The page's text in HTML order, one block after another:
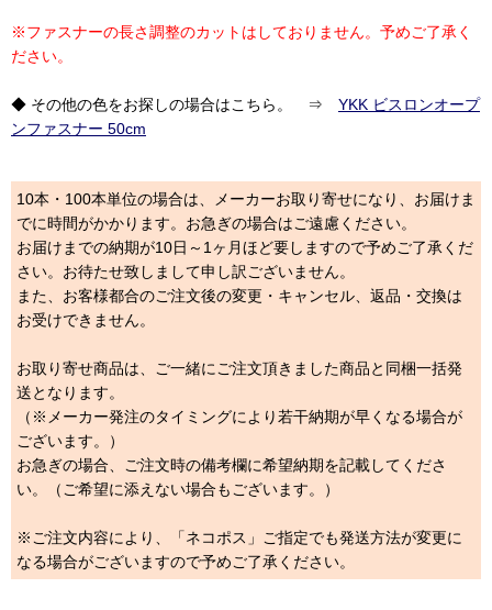
※ファスナーの長さ調整のカットはしておりません。予めご了承く
ださい。
◆ その他の色をお探しの場合はこちら。 ⇒ YKK ビスロンオープ
ンファスナー 50cm
10本・100本単位の場合は、メーカーお取り寄せになり、お届けま
でに時間がかかります。お急ぎの場合はご遠慮ください。
お届けまでの納期が10日～1ヶ月ほど要しますので予めご了承くだ
さい。お待たせ致しまして申し訳ございません。
また、お客様都合のご注文後の変更・キャンセル、返品・交換は
お受けできません。
お取り寄せ商品は、ご一緒にご注文頂きました商品と同梱一括発
送となります。
（※メーカー発注のタイミングにより若干納期が早くなる場合が
ございます。）
お急ぎの場合、ご注文時の備考欄に希望納期を記載してくださ
い。（ご希望に添えない場合もございます。）
※ご注文内容により、「ネコポス」ご指定でも発送方法が変更に
なる場合がございますので予めご了承ください。